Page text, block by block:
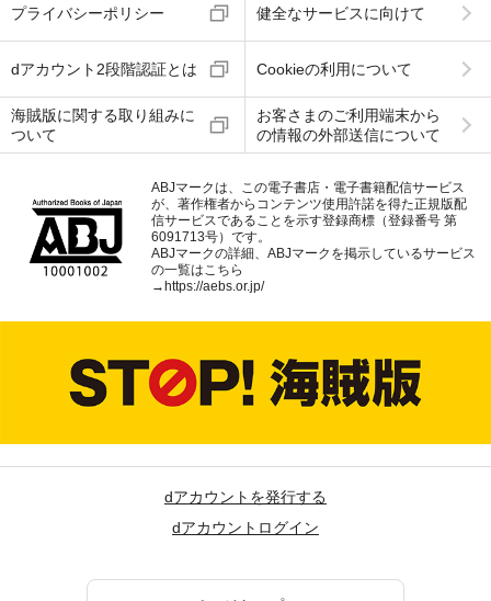
プライバシーポリシー 健全なサービスに向けて
dアカウント2段階認証とは Cookieの利用について
海賊版に関する取り組みに
ついて
お客さまのご利用端末から
の情報の外部送信について
ABJマークは、この電子書店・電子書籍配信サービス
が、著作権者からコンテンツ使用許諾を得た正規版配
信サービスであることを示す登録商標（登録番号 第
6091713号）です。
ABJマークの詳細、ABJマークを掲示しているサービス
の一覧はこちら
→ https://aebs.or.jp/
dアカウントを発行する
dアカウントログイン